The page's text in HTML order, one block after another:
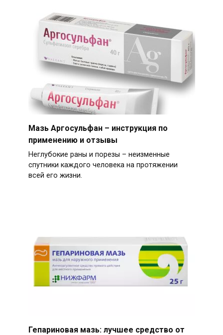
Мазь Аргосульфан – инструкция по
применению и отзывы
Неглубокие раны и порезы – неизменные
спутники каждого человека на протяжении
всей его жизни.
Гепариновая мазь: лучшее средство от